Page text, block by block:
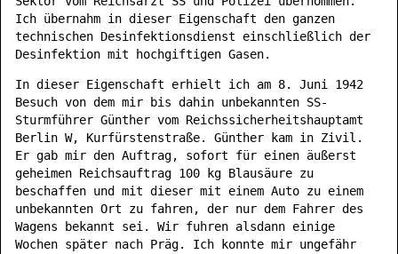
Ich übernahm in dieser Eigenschaft den ganzen
technischen Desinfektionsdienst einschließlich der
Desinfektion mit hochgiftigen Gasen.
In dieser Eigenschaft erhielt ich am 8. Juni 1942
Besuch von dem mir bis dahin unbekannten SS-
Sturmführer Günther vom Reichssicherheitshauptamt
Berlin W, Kurfürstenstraße. Günther kam in Zivil.
Er gab mir den Auftrag, sofort für einen äußerst
geheimen Reichsauftrag 100 kg Blausäure zu
beschaffen und mit dieser mit einem Auto zu einem
unbekannten Ort zu fahren, der nur dem Fahrer des
Wagens bekannt sei. Wir fuhren alsdann einige
Wochen später nach Präg. Ich konnte mir ungefähr